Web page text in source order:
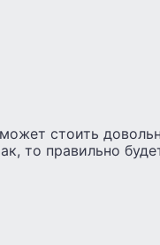
стоить
то правильно